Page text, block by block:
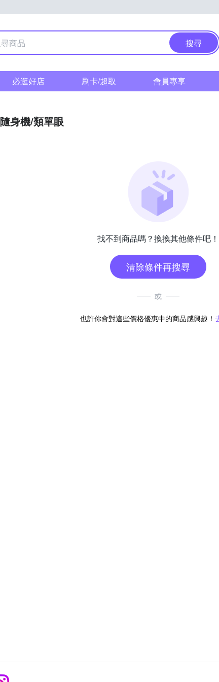
搜尋
必逛好店 刷卡/超取 會員專享
隨身機/類單眼
找不到商品嗎？換換其他條件吧！
清除條件再搜尋
或
也許你會對這些價格優惠中的商品感興趣！